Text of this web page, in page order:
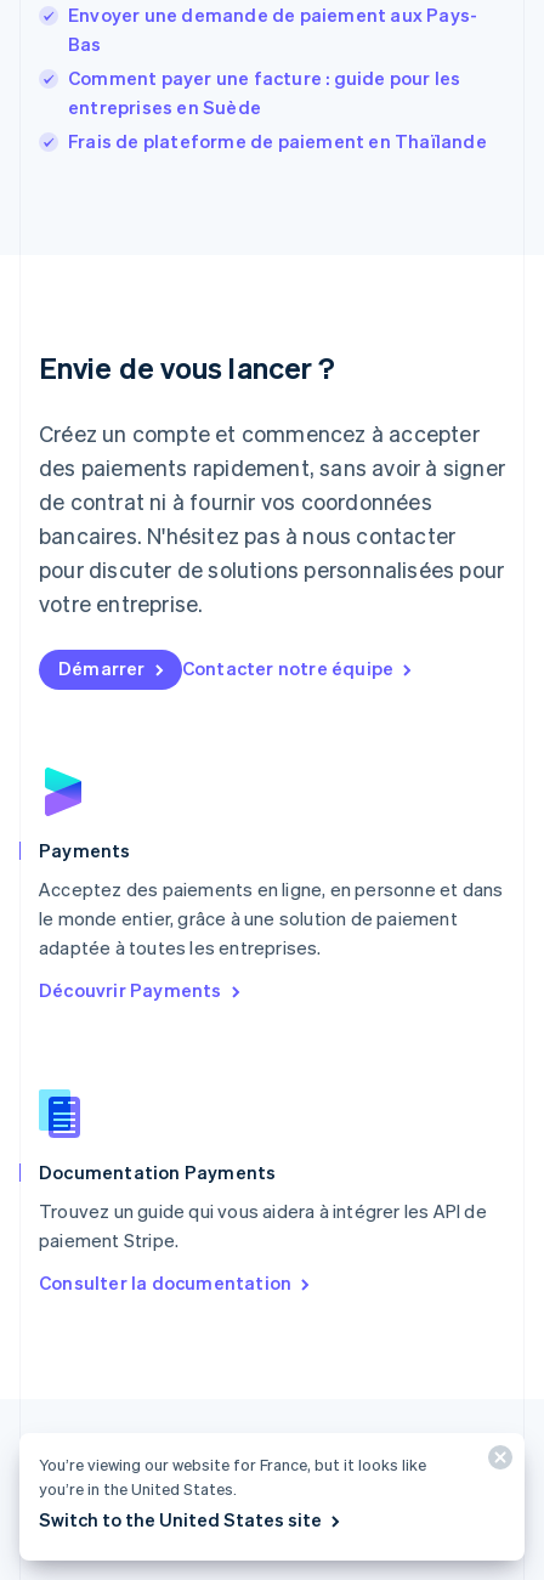
Envoyer une demande de paiement aux Pays-
Bas
Comment payer une facture : guide pour les
entreprises en Suède
Frais de plateforme de paiement en Thaïlande
Envie de vous lancer ?
Créez un compte et commencez à accepter
des paiements rapidement, sans avoir à signer
de contrat ni à fournir vos coordonnées
bancaires. N'hésitez pas à nous contacter
pour discuter de solutions personnalisées pour
votre entreprise.
Démarrer Contacter notre équipe
Payments
Acceptez des paiements en ligne, en personne et dans
le monde entier, grâce à une solution de paiement
adaptée à toutes les entreprises.
Découvrir Payments
Documentation Payments
Trouvez un guide qui vous aidera à intégrer les API de
paiement Stripe.
Consulter la documentation
EnglishSvenska
France
Gibraltar
English
Grèce
Japon
Lettonie
English
Liechtenstein
DeutschEnglish
Lituanie
Luxembourg
FrançaisDeutschEnglish
English简体中文
Malte
Norvège
English
English
NederlandsEnglish
Pologne
English
PortuguêsEnglish
English
Roumanie
Royaume-Uni
Singapour
English 简体中文
English
Thaïlande
ไทย English
You’re viewing our website for France, but it looks like
you’re in the United States.
Switch to the United States site